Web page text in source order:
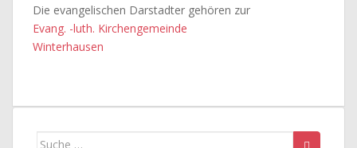
Die evangelischen Darstadter gehören zur
Evang. -luth. Kirchengemeinde
Winterhausen
Suche